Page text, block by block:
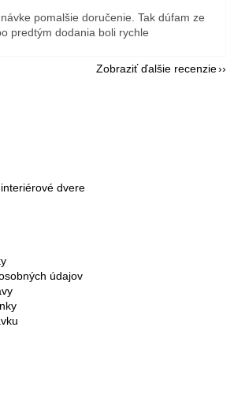
pomalšie doručenie. Tak dúfam ze
predtým dodania boli rychle
Zobraziť ďalšie recenzie
dvere
údajov